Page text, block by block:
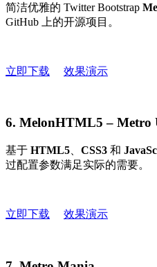
简洁优雅的 Twitter Bootstrap
GitHub 上的开源项目。
立即下载 效果演示
6. MelonHTML5 – Metro
基于 HTML5 CSS3 和
过配置参数满足实际的需要。
立即下载 效果演示